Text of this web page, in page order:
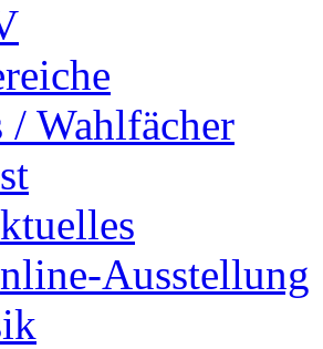
/ Wahlfächer
Ausstellung